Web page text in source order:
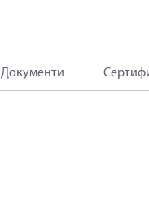
Документи